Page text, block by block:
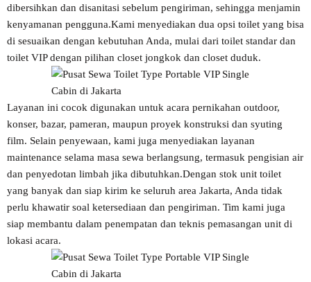
dibersihkan dan disanitasi sebelum pengiriman, sehingga menjamin
kenyamanan pengguna.Kami menyediakan dua opsi toilet yang bisa
di sesuaikan dengan kebutuhan Anda, mulai dari toilet standar dan
toilet VIP dengan pilihan closet jongkok dan closet duduk.
Layanan ini cocok digunakan untuk acara pernikahan outdoor,
konser, bazar, pameran, maupun proyek konstruksi dan syuting
film. Selain penyewaan, kami juga menyediakan layanan
maintenance selama masa sewa berlangsung, termasuk pengisian air
dan penyedotan limbah jika dibutuhkan.Dengan stok unit toilet
yang banyak dan siap kirim ke seluruh area Jakarta, Anda tidak
perlu khawatir soal ketersediaan dan pengiriman. Tim kami juga
siap membantu dalam penempatan dan teknis pemasangan unit di
lokasi acara.